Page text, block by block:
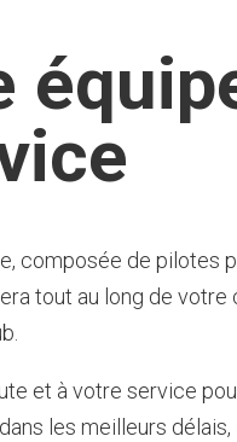
composée de pilotes
tout au long de votre
et à votre service
les meilleurs délais,